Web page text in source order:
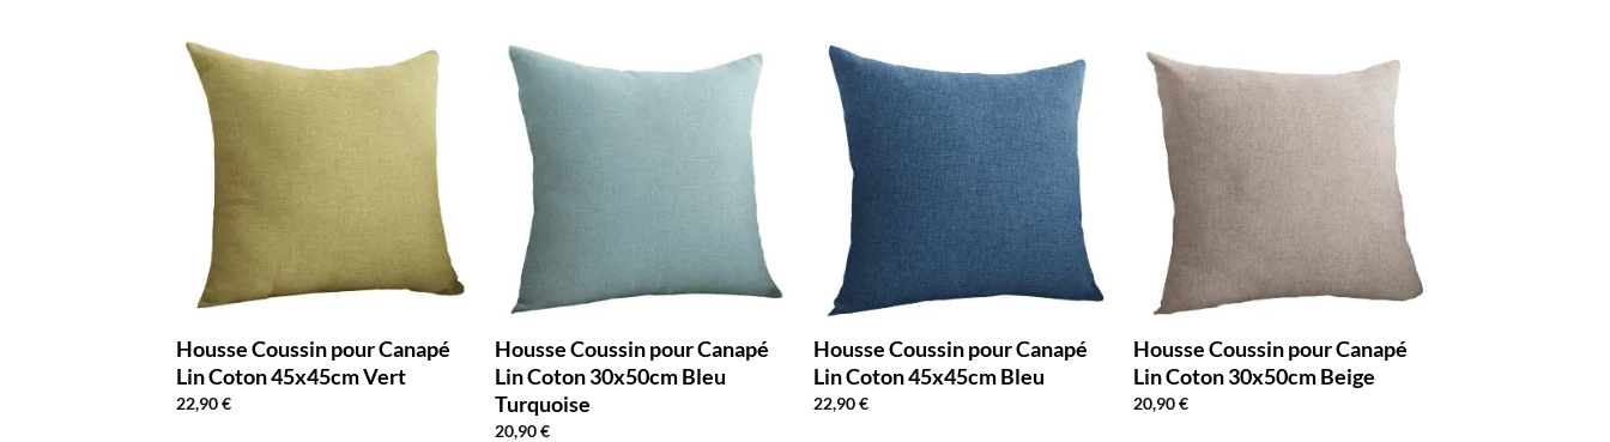
Housse Coussin pour Canapé
Lin Coton 45x45cm Vert
22,90€
Housse Coussin pour Canapé
Lin Coton 30x50cm Bleu
Turquoise
20,90€
Housse Coussin pour Canapé
Lin Coton 45x45cm Bleu
22,90€
Housse Coussin pour Canapé
Lin Coton 30x50cm Beige
20,90€